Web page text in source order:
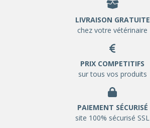
LIVRAISON GRATUITE
chez votre vétérinaire
PRIX COMPETITIFS
sur tous vos produits
PAIEMENT SÉCURISÉ
site 100% sécurisé SSL